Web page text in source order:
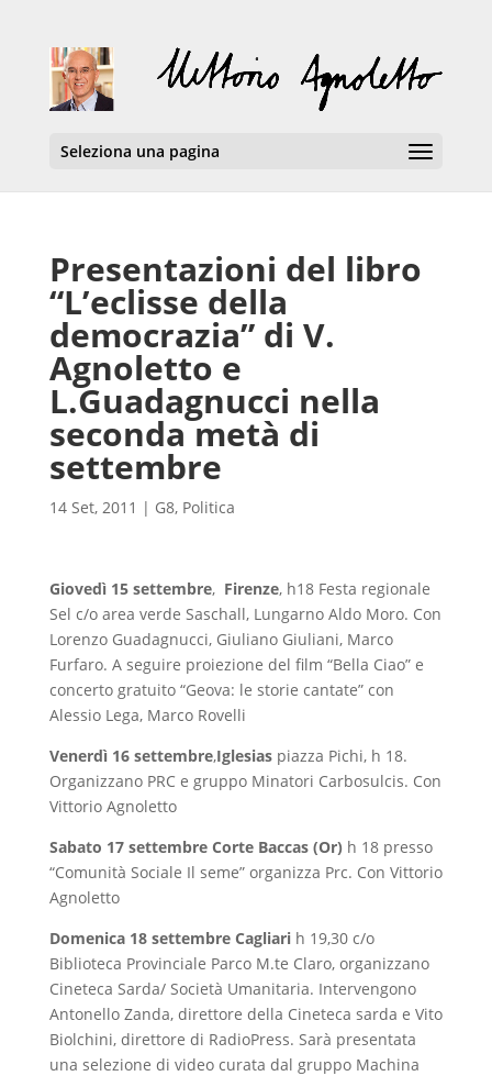
Seleziona una pagina
Presentazioni del libro
“L’eclisse della
democrazia” di V.
Agnoletto e
L.Guadagnucci nella
seconda metà di
settembre
14 Set, 2011 | G8, Politica
Giovedì 15 settembre, Firenze, h18 Festa regionale
Sel c/o area verde Saschall, Lungarno Aldo Moro. Con
Lorenzo Guadagnucci, Giuliano Giuliani, Marco
Furfaro. A seguire proiezione del film “Bella Ciao” e
concerto gratuito “Geova: le storie cantate” con
Alessio Lega, Marco Rovelli
Venerdì 16 settembre,Iglesiaspiazza Pichi, h 18.
Organizzano PRC e gruppo Minatori Carbosulcis. Con
Vittorio Agnoletto
Sabato 17 settembre Corte Baccas (Or) h 18 presso
“Comunità Sociale Il seme” organizza Prc. Con Vittorio
Agnoletto
Domenica 18 settembre Cagliarih 19,30 c/o
Biblioteca Provinciale Parco M.te Claro, organizzano
Cineteca Sarda/ Società Umanitaria. Intervengono
Antonello Zanda, direttore della Cineteca sarda e Vito
Biolchini, direttore di RadioPress. Sarà presentata
una selezione di video curata dal gruppo Machina